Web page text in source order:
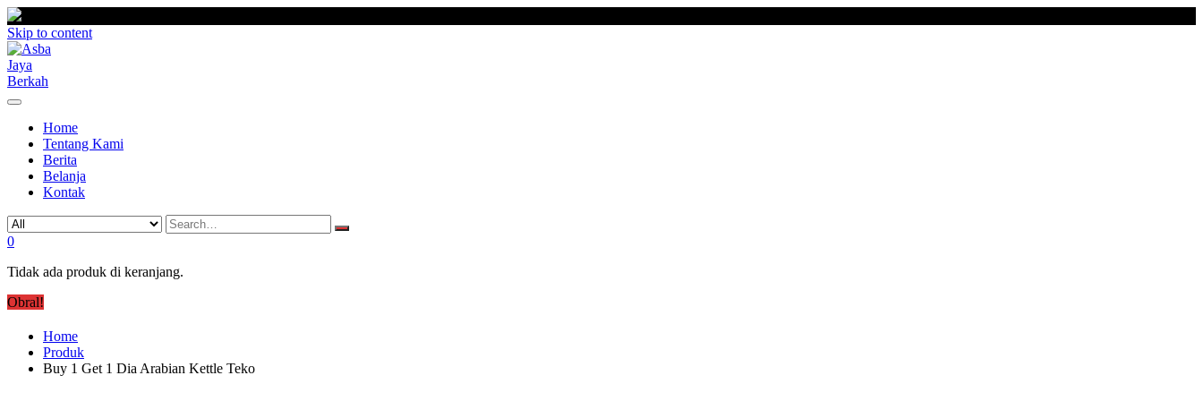
Skip to content
Home
Tentang Kami
Berita
Belanja
Kontak
0
Tidak ada produk di keranjang.
Obral!
Home
Produk
Buy 1 Get 1 Dia Arabian Kettle Teko